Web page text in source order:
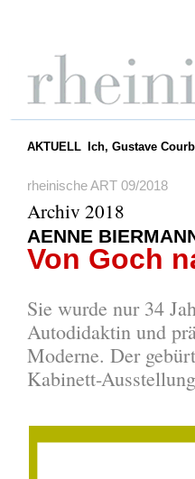
AKTUELL Ich, Gustave
rheinische ART 09/2018
Archiv 2018
AENNE
Von Goch
Sie wurde nur 34
Autodidaktin und
Moderne. Der
Kabinett-